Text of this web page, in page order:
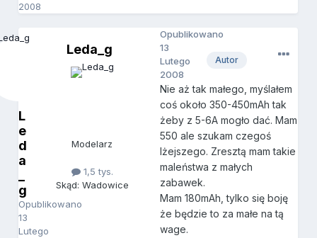
2008
L
e
d
a
g
Opublikowano
13
Lutego
Leda_g
Modelarz
1,5 tys.
Skąd: Wadowice
Autor
Opublikowano
13
Lutego
2008
Nie aż tak małego, myślałem
coś około 350-450mAh tak
żeby z 5-6A mogło dać. Mam
550 ale szukam czegoś
lżejszego. Zresztą mam takie
maleństwa z małych
zabawek.
Mam 180mAh, tylko się boję
że będzie to za małe na tą
wage.